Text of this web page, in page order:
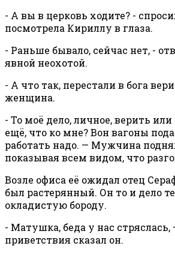
- А вы в церковь ходите? -
посмотрела Кириллу в глаза.
- Раньше бывало, сейчас нет, -
явной неохотой.
- А что так, перестали в бога
женщина.
- То моё дело, личное, верить или
ещё, что ко мне? Вон вагоны
работать надо. — Мужчина
показывая всем видом, что
Возле офиса её ожидал отец
был растерянный. Он то и дело
окладистую бороду.
- Матушка, беда у нас стряслась,
приветствия сказал он.